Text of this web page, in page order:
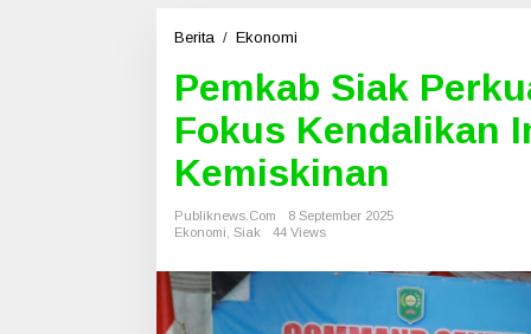
Berita / Ekonomi
m
k
a
S
a
k
k
Pemkab Siak
Fokus Kendalikan
Kemiskinan
Publiknews.com
8 September 2025
Ekonomi Siak 44 Views